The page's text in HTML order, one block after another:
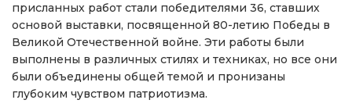
присланных работ стали победителями 36, ставших
основой выставки, посвященной 80-летию Победы в
Великой Отечественной войне. Эти работы были
выполнены в различных стилях и техниках, но все они
были объединены общей темой и пронизаны
глубоким чувством патриотизма.